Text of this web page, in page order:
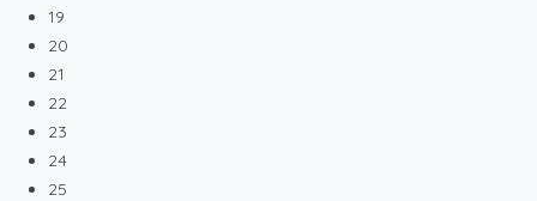
19
20
21
22
23
24
25